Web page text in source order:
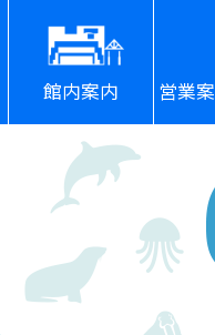
館内案内 営業